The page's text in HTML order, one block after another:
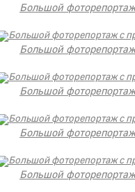
Большой
Большой
Большой
Большой
Большой